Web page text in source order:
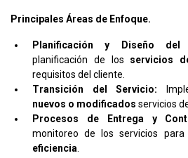
Principales Áreas de Enfoque.
Planificación y Diseño del
planificación de los servicios
requisitos del cliente.
Transición del Servicio:
nuevos o modificados servicios
Procesos de Entrega y
monitoreo de los servicios
eficiencia.